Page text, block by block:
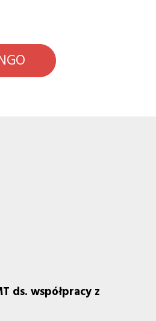
ds. współpracy z